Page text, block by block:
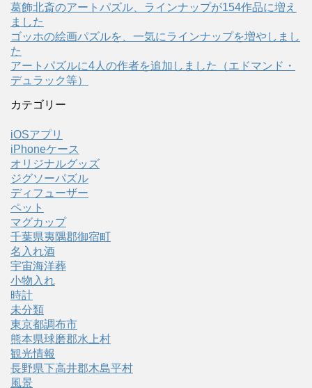
葛飾北斎のアートパズル、ラインナップが154作品に増え
ました
ゴッホの絵画パズルを、一気にラインナップを増やしまし
た
アートパズルに4人の作者を追加しました（エドマンド・
デュラック等）
カテゴリー
iOSアプリ
iPhoneケース
オリジナルグッズ
ジグソーパズル
ディフューザー
ペット
マグカップ
千葉県夷隅郡御宿町
名入れ酒
宇宙海洋葬
小物入れ
時計
未分類
東京都調布市
熊本県球磨郡水上村
観光情報
長野県下高井郡木島平村
風景